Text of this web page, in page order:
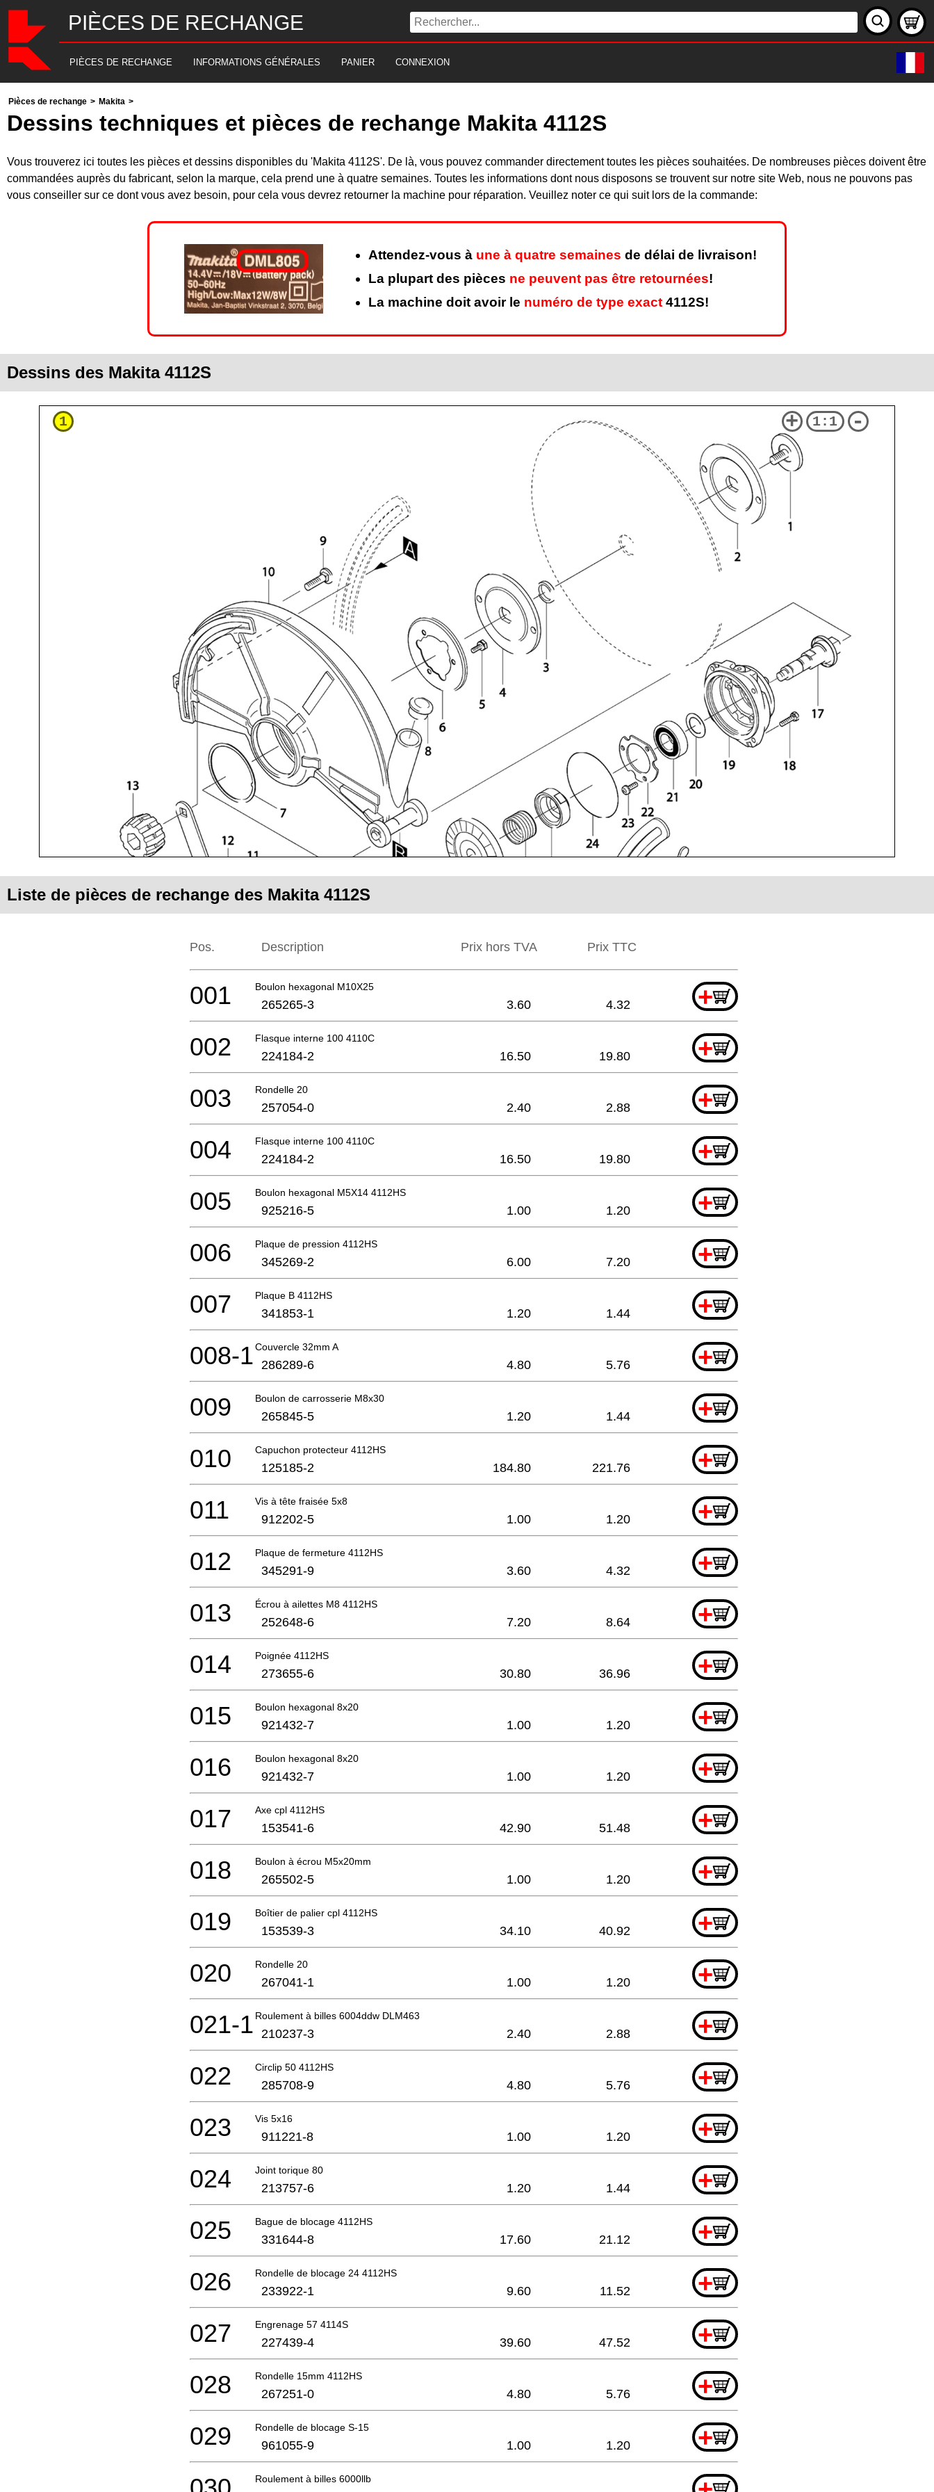
PIÈCES DE RECHANGE
PIÈCES DE RECHANGE INFORMATIONS GÉNÉRALES PANIER CONNEXION
Pièces de rechange > Makita >
Dessins techniques et pièces de rechange Makita 4112S
Vous trouverez ici toutes les pièces et dessins disponibles du 'Makita 4112S'. De là, vous pouvez commander directement toutes les pièces souhaitées. De nombreuses pièces doivent être
commandées auprès du fabricant, selon la marque, cela prend une à quatre semaines. Toutes les informations dont nous disposons se trouvent sur notre site Web, nous ne pouvons pas
vous conseiller sur ce dont vous avez besoin, pour cela vous devrez retourner la machine pour réparation. Veuillez noter ce qui suit lors de la commande:
Attendez-vous à une à quatre semaines de délai de livraison!
La plupart des pièces ne peuvent pas être retournées!
La machine doit avoir le numéro de type exact 4112S!
Dessins des Makita 4112S
1 + 1:1 -
Liste de pièces de rechange des Makita 4112S
Pos. Description Prix hors TVA Prix ​​TTC
Boulon hexagonal M10X25 +
001 265265-3 3.60 4.32
Flasque interne 100 4110C +
002 224184-2 16.50 19.80
Rondelle 20 +
003 257054-0 2.40 2.88
Flasque interne 100 4110C +
004 224184-2 16.50 19.80
Boulon hexagonal M5X14 4112HS +
005 925216-5 1.00 1.20
Plaque de pression 4112HS +
006 345269-2 6.00 7.20
Plaque B 4112HS +
007 341853-1 1.20 1.44
Couvercle 32mm A +
008-1 286289-6 4.80 5.76
Boulon de carrosserie M8x30 +
009 265845-5 1.20 1.44
Capuchon protecteur 4112HS +
010 125185-2 184.80 221.76
Vis à tête fraisée 5x8 +
011 912202-5 1.00 1.20
Plaque de fermeture 4112HS +
012 345291-9 3.60 4.32
Écrou à ailettes M8 4112HS +
013 252648-6 7.20 8.64
Poignée 4112HS +
014 273655-6 30.80 36.96
Boulon hexagonal 8x20 +
015 921432-7 1.00 1.20
Boulon hexagonal 8x20 +
016 921432-7 1.00 1.20
Axe cpl 4112HS +
017 153541-6 42.90 51.48
Boulon à écrou M5x20mm +
018 265502-5 1.00 1.20
Boîtier de palier cpl 4112HS +
019 153539-3 34.10 40.92
Rondelle 20 +
020 267041-1 1.00 1.20
Roulement à billes 6004ddw DLM463 +
021-1 210237-3 2.40 2.88
Circlip 50 4112HS +
022 285708-9 4.80 5.76
Vis 5x16 +
023 911221-8 1.00 1.20
Joint torique 80 +
024 213757-6 1.20 1.44
Bague de blocage 4112HS +
025 331644-8 17.60 21.12
Rondelle de blocage 24 4112HS +
026 233922-1 9.60 11.52
Engrenage 57 4114S +
027 227439-4 39.60 47.52
Rondelle 15mm 4112HS +
028 267251-0 4.80 5.76
Rondelle de blocage S-15 +
029 961055-9 1.00 1.20
Roulement à billes 6000llb